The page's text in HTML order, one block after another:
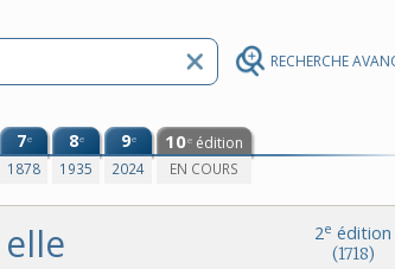
RECHERCHE
7e
1878
8e
1935
9e
2024
10e édition
EN COURS
2e édition
(1718)